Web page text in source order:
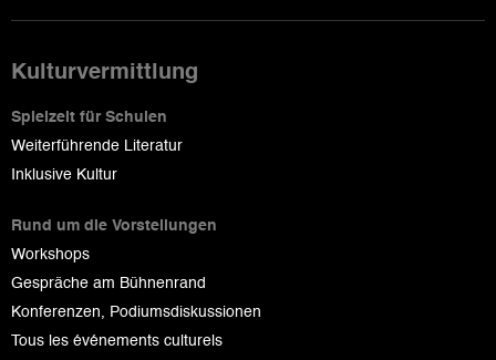
Kulturvermittlung
Spielzeit für Schulen
Weiterführende Literatur
Inklusive Kultur
Rund um die Vorstellungen
Workshops
Gespräche am Bühnenrand
Konferenzen, Podiumsdiskussionen
Tous les événements culturels